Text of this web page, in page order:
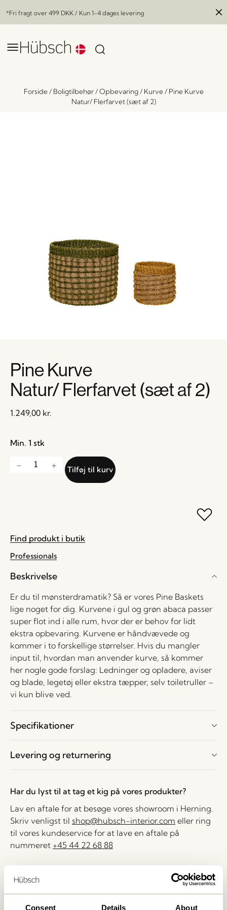
Consent Details About
*Fri fragt over 499 DKK / Kun 1-4 dages levering
Forside/ Boligtilbehør/Opbevaring/ Kurve/ Pine Kurve
Natur/ Flerfarvet (sæt af 2)
Pine Kurve
Natur/ Flerfarvet (sæt af 2)
1.249,00 kr.
Min. 1 stk
Tilføj til kurv
Find produkt i butik
Professionals
Beskrivelse
Er du til mønsterdramatik? Så er vores Pine Baskets
lige noget for dig. Kurvene i gul og grøn abaca passer
super flot ind i alle rum, hvor der er behov for lidt
ekstra opbevaring. Kurvene er håndvævede og
kommer i to forskellige størrelser. Hvis du mangler
input til, hvordan man anvender kurve, så kommer
her nogle gode forslag: Ledninger og opladere, aviser
og blade, legetøj eller ekstra tæpper, selv toiletruller –
vi kun blive ved.
Specifikationer
Levering og returnering
Har du lyst til at tag et kig på vores produkter?
Lav en aftale for at besøge vores showroom i Herning.
Skriv venligst til shop@hubsch-interior.com eller ring
til vores kundeservice for at lave en aftale på
nummeret +45 44 22 68 88
Levering indenfor 1-4 hverdage